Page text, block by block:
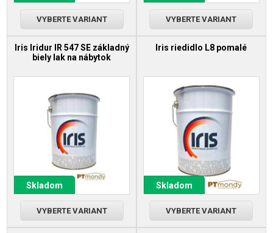
VYBERTE VARIANT VYBERTE VARIANT
Iris Iridur IR 547 SE základný
biely lak na nábytok
Skladom
VYBERTE VARIANT
Iris riedidlo L8 pomalé
Skladom
VYBERTE VARIANT